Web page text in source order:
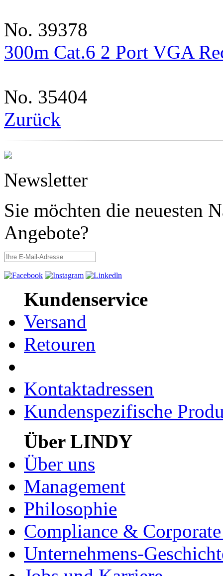
No. 39378
300m Cat.6 2 Port VGA
No. 35404
Zurück
Newsletter
Sie möchten die neuesten
Angebote?
Kundenservice
Versand
Retouren
Kontaktadressen
Kundenspezifische
Über LINDY
Über uns
Management
Philosophie
Compliance &
Unternehmens-